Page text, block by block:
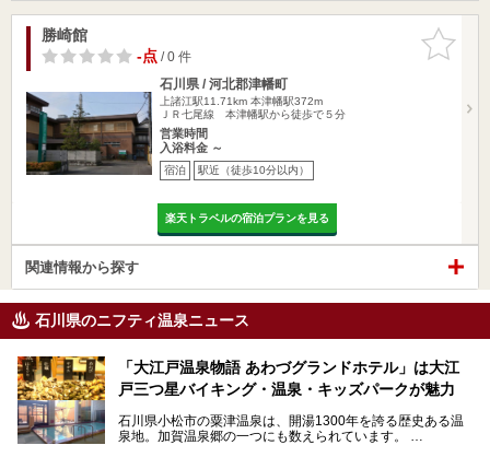
お気に入
りに追加
勝崎館
-点/ 0 件
石川県 / 河北郡津幡町
上諸江駅11.71km 本津幡駅372m
ＪＲ七尾線 本津幡駅から徒歩で５分
営業時間
入浴料金 ～
宿泊 駅近（徒歩10分以内）
楽天トラベルの宿泊プランを見る
関連情報から探す
石川県のニフティ温泉ニュース
「大江戸温泉物語 あわづグランドホテル」は大江
戸三つ星バイキング・温泉・キッズパークが魅力
石川県小松市の粟津温泉は、開湯1300年を誇る歴史ある温
泉地。加賀温泉郷の一つにも数えられています。